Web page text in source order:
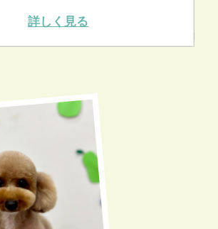
詳しく見る